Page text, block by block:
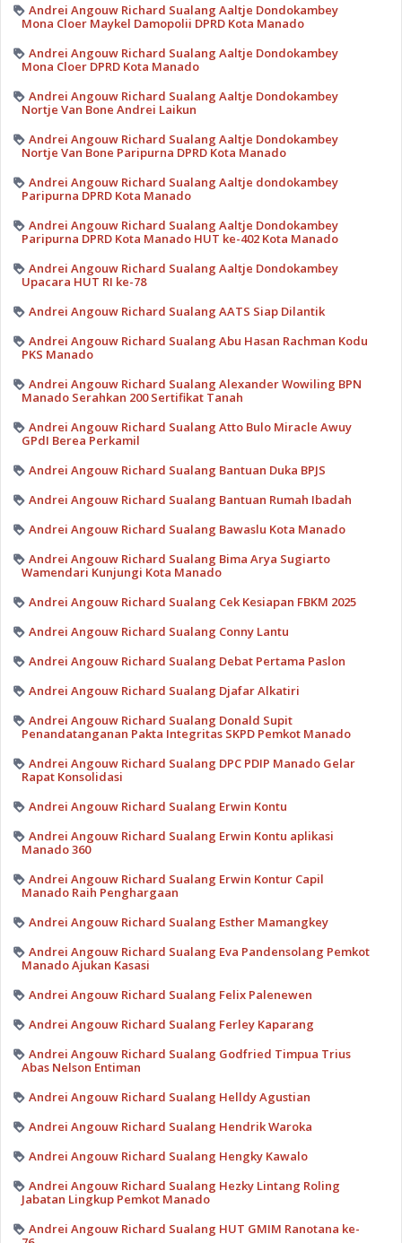
Andrei Angouw Richard Sualang Aaltje Dondokambey
Mona Cloer Maykel Damopolii DPRD Kota Manado
Andrei Angouw Richard Sualang Aaltje Dondokambey
Mona Cloer DPRD Kota Manado
Andrei Angouw Richard Sualang Aaltje Dondokambey
Nortje Van Bone Andrei Laikun
Andrei Angouw Richard Sualang Aaltje Dondokambey
Nortje Van Bone Paripurna DPRD Kota Manado
Andrei Angouw Richard Sualang Aaltje dondokambey
Paripurna DPRD Kota Manado
Andrei Angouw Richard Sualang Aaltje Dondokambey
Paripurna DPRD Kota Manado HUT ke-402 Kota Manado
Andrei Angouw Richard Sualang Aaltje Dondokambey
Upacara HUT RI ke-78
Andrei Angouw Richard Sualang AATS Siap Dilantik
Andrei Angouw Richard Sualang Abu Hasan Rachman Kodu
PKS Manado
Andrei Angouw Richard Sualang Alexander Wowiling BPN
Manado Serahkan 200 Sertifikat Tanah
Andrei Angouw Richard Sualang Atto Bulo Miracle Awuy
GPdI Berea Perkamil
Andrei Angouw Richard Sualang Bantuan Duka BPJS
Andrei Angouw Richard Sualang Bantuan Rumah Ibadah
Andrei Angouw Richard Sualang Bawaslu Kota Manado
Andrei Angouw Richard Sualang Bima Arya Sugiarto
Wamendari Kunjungi Kota Manado
Andrei Angouw Richard Sualang Cek Kesiapan FBKM 2025
Andrei Angouw Richard Sualang Conny Lantu
Andrei Angouw Richard Sualang Debat Pertama Paslon
Andrei Angouw Richard Sualang Djafar Alkatiri
Andrei Angouw Richard Sualang Donald Supit
Penandatanganan Pakta Integritas SKPD Pemkot Manado
Andrei Angouw Richard Sualang DPC PDIP Manado Gelar
Rapat Konsolidasi
Andrei Angouw Richard Sualang Erwin Kontu
Andrei Angouw Richard Sualang Erwin Kontu aplikasi
Manado 360
Andrei Angouw Richard Sualang Erwin Kontur Capil
Manado Raih Penghargaan
Andrei Angouw Richard Sualang Esther Mamangkey
Andrei Angouw Richard Sualang Eva Pandensolang Pemkot
Manado Ajukan Kasasi
Andrei Angouw Richard Sualang Felix Palenewen
Andrei Angouw Richard Sualang Ferley Kaparang
Andrei Angouw Richard Sualang Godfried Timpua Trius
Abas Nelson Entiman
Andrei Angouw Richard Sualang Helldy Agustian
Andrei Angouw Richard Sualang Hendrik Waroka
Andrei Angouw Richard Sualang Hengky Kawalo
Andrei Angouw Richard Sualang Hezky Lintang Roling
Jabatan Lingkup Pemkot Manado
Andrei Angouw Richard Sualang HUT GMIM Ranotana ke-